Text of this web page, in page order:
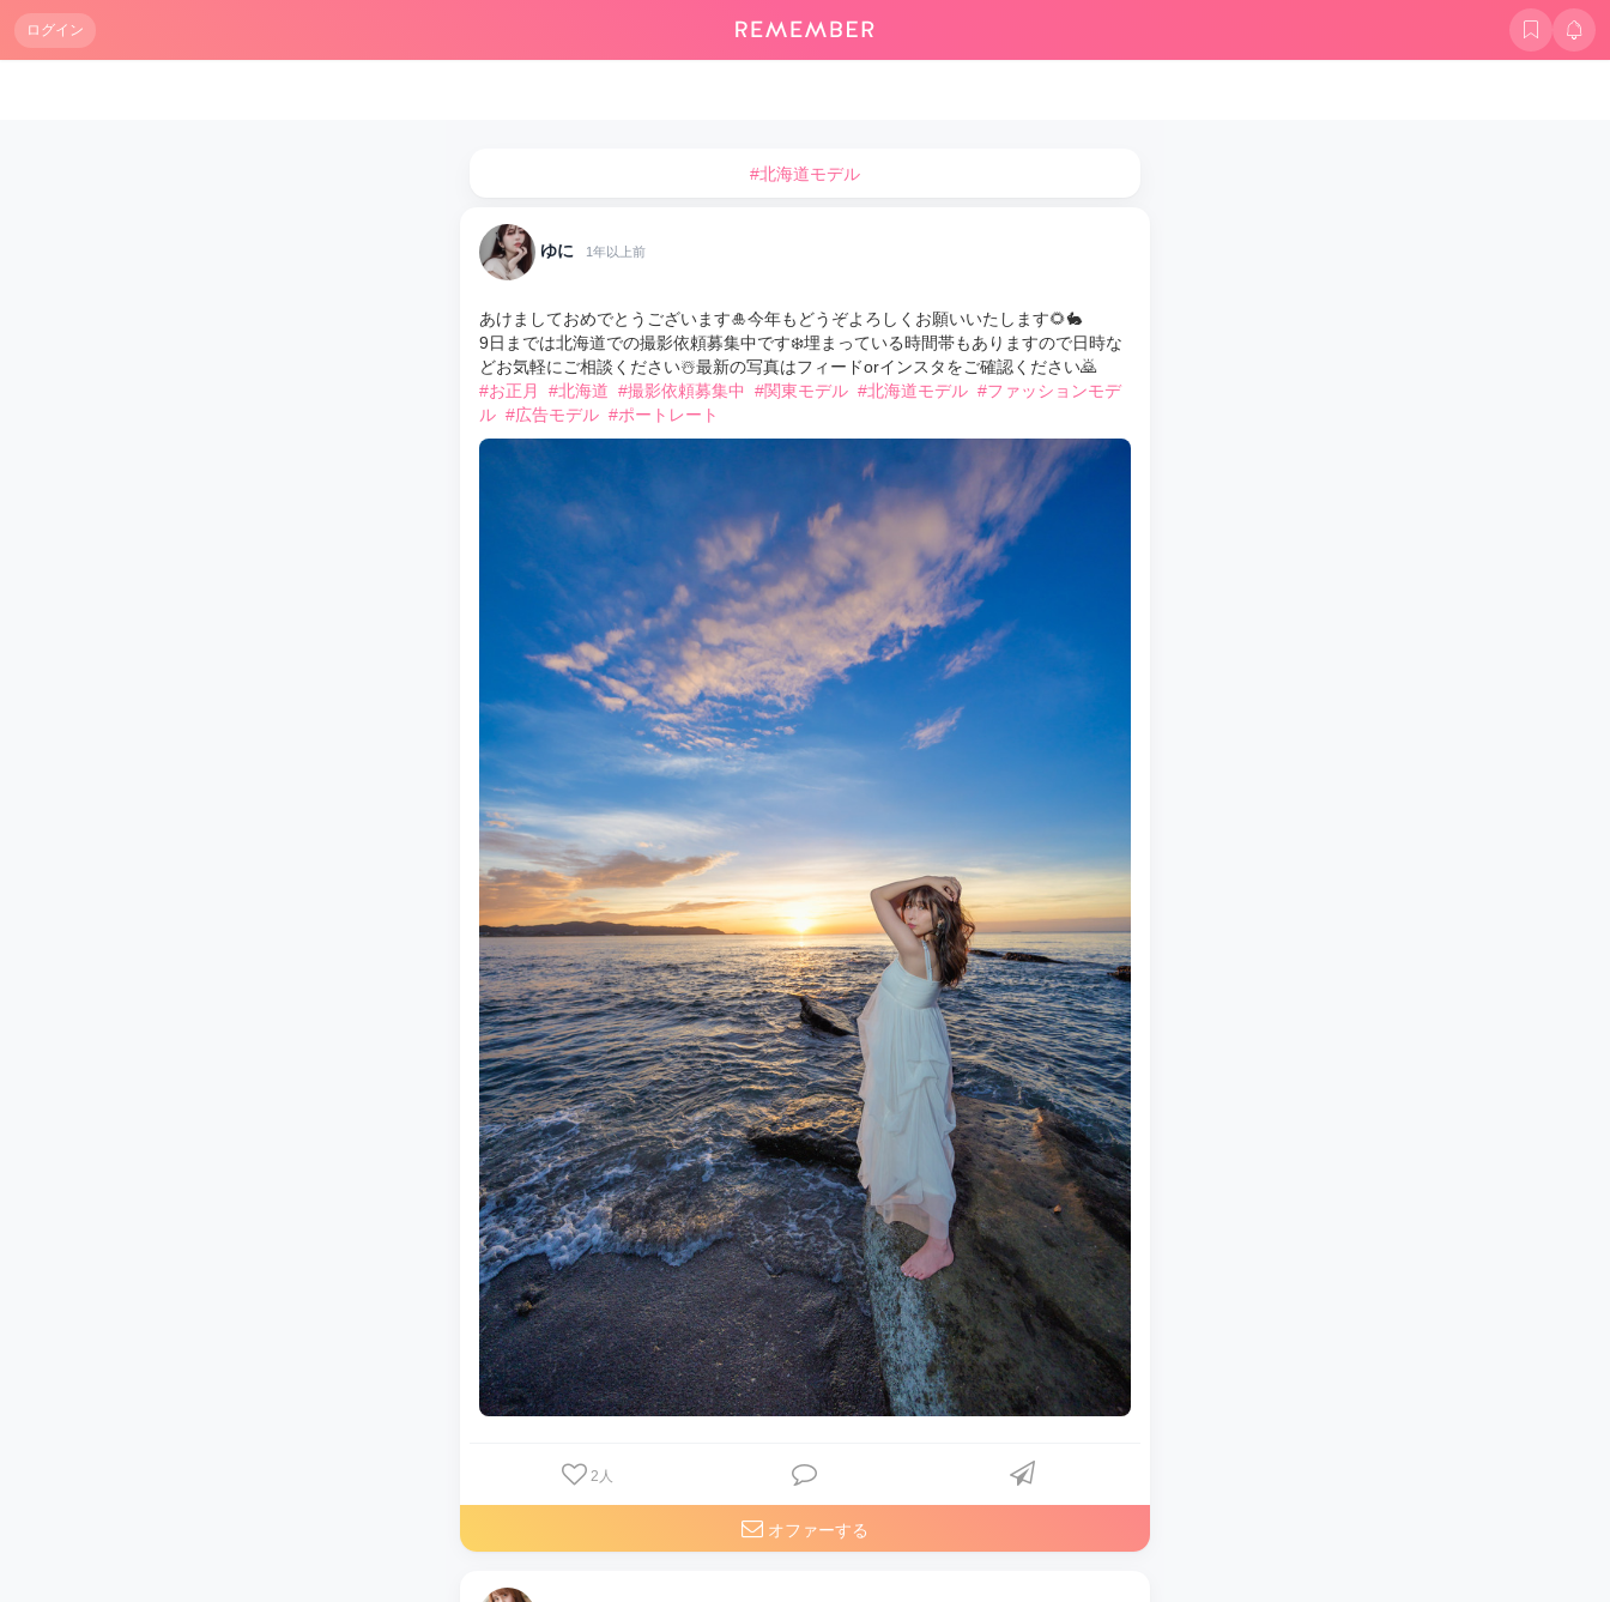
ログイン
#北海道モデル
ゆに 1年以上前
あけましておめでとうございます🎍今年もどうぞよろしくお願いいたします🌻🐇
9日までは北海道での撮影依頼募集中です❄️埋まっている時間帯もありますので日時な
どお気軽にご相談ください☃️最新の写真はフィードorインスタをご確認ください🙇
#お正月
#北海道 #撮影依頼募集中 #関東モデル #北海道モデル #ファッションモデ
ル #広告モデル #ポートレート
2 人
オファーする